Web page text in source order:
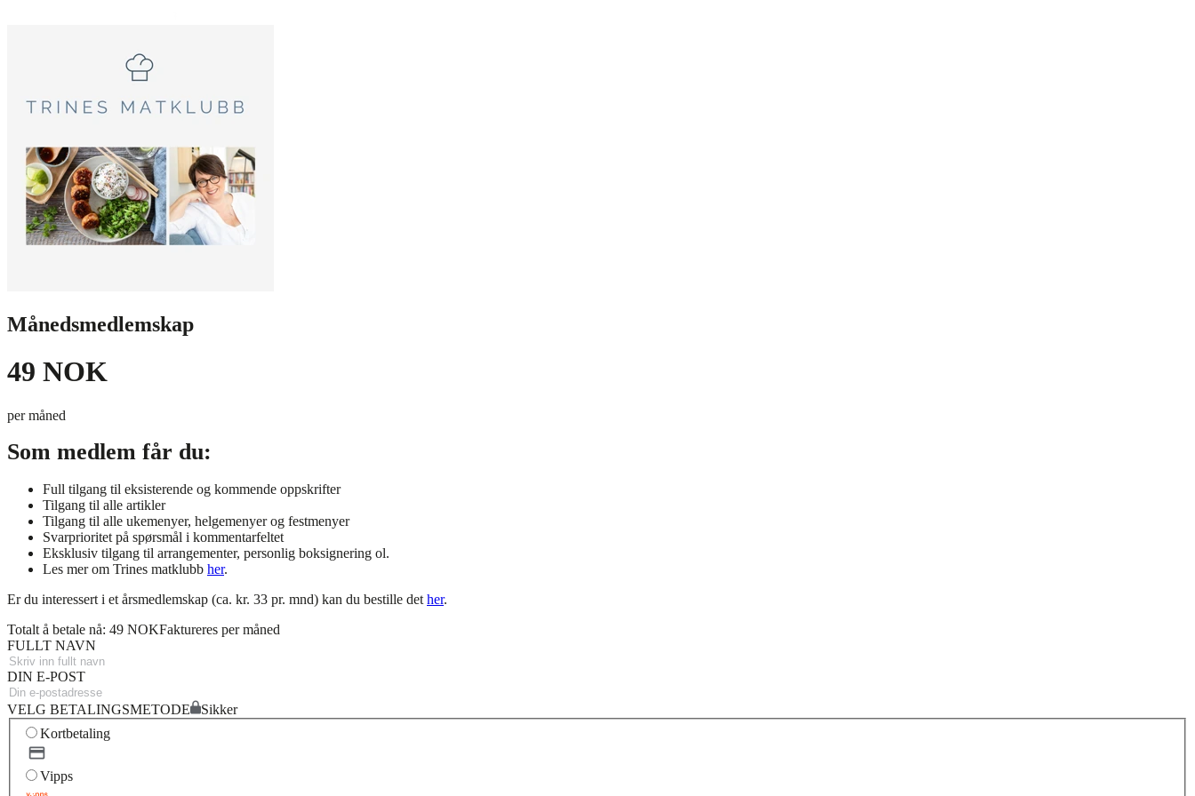
Månedsmedlemskap
49 NOK
per måned
Som medlem får du:
Full tilgang til eksisterende og kommende oppskrifter
Tilgang til alle artikler
Tilgang til alle ukemenyer, helgemenyer og festmenyer
Svarprioritet på spørsmål i kommentarfeltet
Eksklusiv tilgang til arrangementer, personlig boksignering ol.
Les mer om Trines matklubb her.
Er du interessert i et årsmedlemskap (ca. kr. 33 pr. mnd) kan du bestille det her.
Totalt å betale nå: 49 NOKFaktureres per måned
FULLT NAVN
DIN E-POST
VELG BETALINGSMETODE
Sikker
Kortbetaling
Vipps